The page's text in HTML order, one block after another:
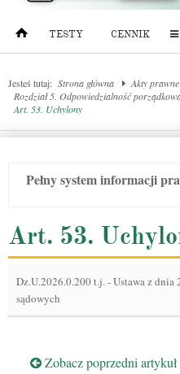
TESTY CENNIK
Jesteś tutaj: Strona główna Akty prawne
Rozdział 5. Odpowiedzialność
Art. 53. Uchylony
Pełny system informacji
Art. 53.
Dz.U.2026.0.200 t.j.-Ustawa z dnia
sądowych
Zobacz poprzedni artykuł